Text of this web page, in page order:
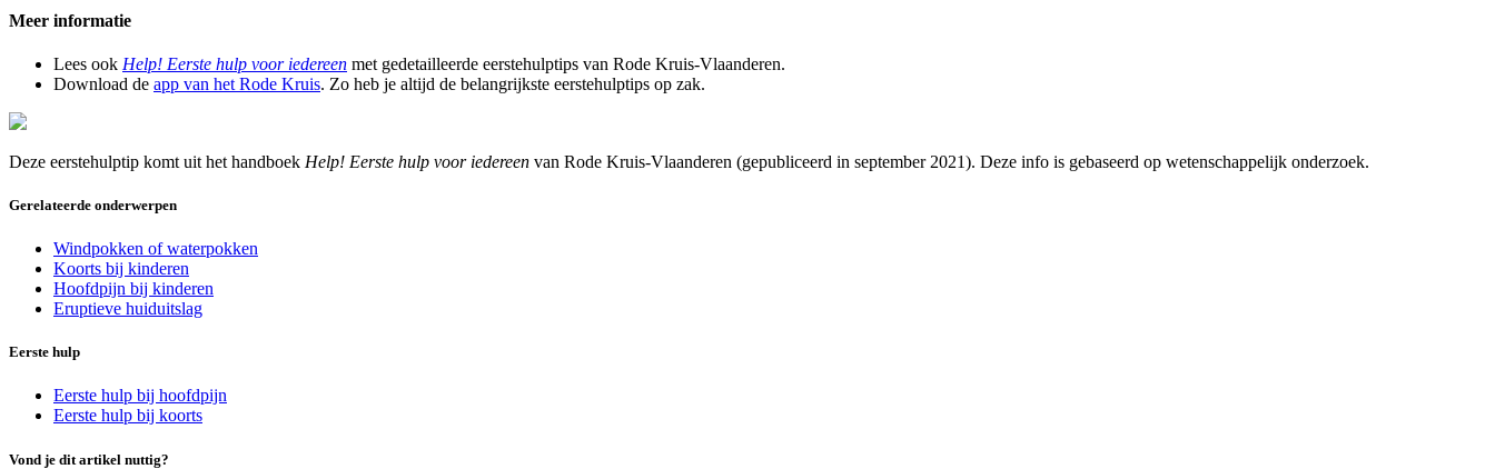
Meer informatie
Lees ook Help! Eerste hulp voor iedereen met gedetailleerde eerstehulptips van Rode Kruis-Vlaanderen.
Download de app van het Rode Kruis. Zo heb je altijd de belangrijkste eerstehulptips op zak.
Deze eerstehulptip komt uit het handboek Help! Eerste hulp voor iedereen van Rode Kruis-Vlaanderen (gepubliceerd in september 2021). Deze info is gebaseerd op wetenschappelijk onderzoek.
Gerelateerde onderwerpen
Windpokken of waterpokken
Koorts bij kinderen
Hoofdpijn bij kinderen
Eruptieve huiduitslag
Eerste hulp
Eerste hulp bij hoofdpijn
Eerste hulp bij koorts
Vond je dit artikel nuttig?